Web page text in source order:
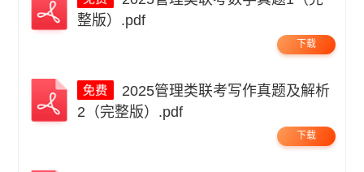
整版）.pdf
下载
2（完整版）.pdf
下载